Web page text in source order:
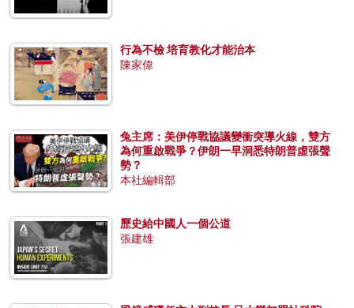
行為不檢 培育教化才能治本
陳家偉
兔主席：美伊停戰協議變衝突導火線，雙方
為何重啟戰爭？伊朗一早洞悉特朗普虛張聲
勢？
本社編輯部
歷史給中國人一個公道
張建雄